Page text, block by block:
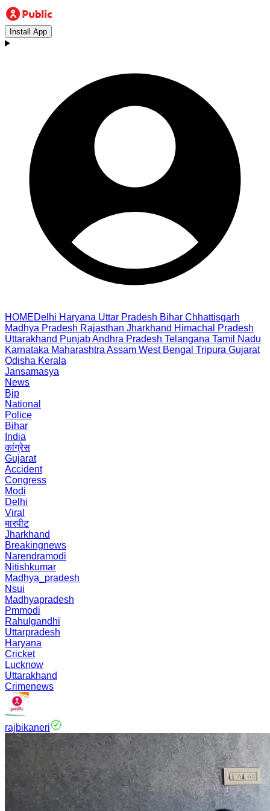
Install App
HOMEDelhi Haryana Uttar Pradesh Bihar Chhattisgarh
Madhya Pradesh Rajasthan Jharkhand Himachal Pradesh
Uttarakhand PunjabAndhra Pradesh Telangana Tamil Nadu
Karnataka Maharashtra Assam West Bengal Tripura Gujarat
Odisha Kerala
Jansamasya
News
Bjp
National
Police
Bihar
India
कांग्रेस
Gujarat
Accident
Congress
Modi
Delhi
Viral
मारपीट
Jharkhand
Breakingnews
Narendramodi
Nitishkumar
Madhya_pradesh
Nsui
Madhyapradesh
Pmmodi
Rahulgandhi
Uttarpradesh
Haryana
Cricket
Lucknow
Uttarakhand
Crimenews
rajbikaneri